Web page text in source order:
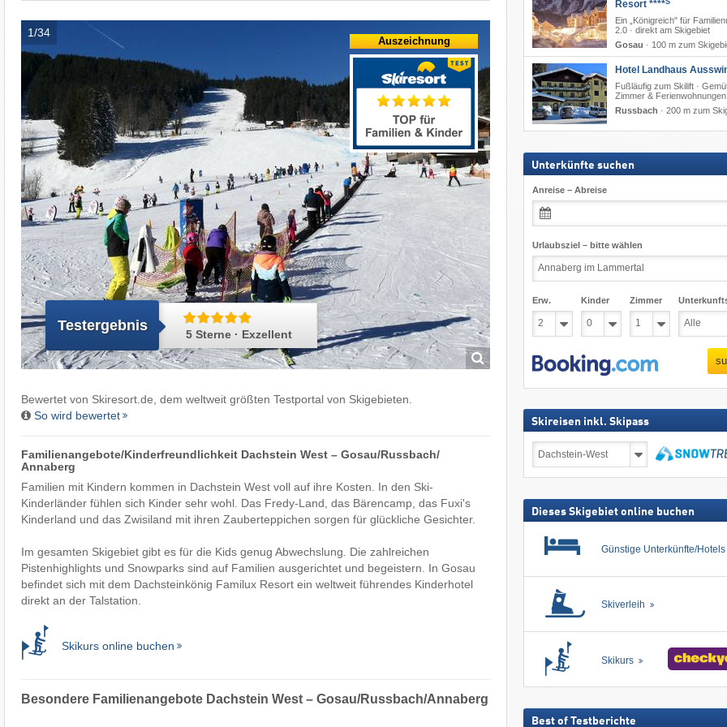
1/34
Testergebnis
5 Sterne · Exzellent
Auszeichnung
Bewertet von Skiresort.de, dem weltweit größten Testportal von Skigebieten.
So wird bewertet
Familienangebote/Kinderfreundlichkeit Dachstein West – Gosau/​Russbach/​
Annaberg
Familien mit Kindern kommen in Dachstein West voll auf ihre Kosten. In den Ski-
Kinderländer fühlen sich Kinder sehr wohl. Das Fredy-Land, das Bärencamp, das Fuxi's
Kinderland und das Zwisiland mit ihren Zauberteppichen sorgen für glückliche Gesichter.
Im gesamten Skigebiet gibt es für die Kids genug Abwechslung. Die zahlreichen
Pistenhighlights und Snowparks sind auf Familien ausgerichtet und begeistern. In Gosau
befindet sich mit dem Dachsteinkönig Familux Resort ein weltweit führendes Kinderhotel
direkt an der Talstation.
Skikurs online buchen
Besondere Familienangebote Dachstein West – Gosau/​Russbach/​Annaberg
Resort ****
Ein „Königreich" für
2.0 · direkt am Skigebiet
Gosau · 100 m zum
Hotel Landhaus
Fußläufig zum Skilift ·
Zimmer & Ferienwohnungen
Russbach · 200 m zum
Unterkünfte suchen
Anreise – Abreise
Urlaubsziel – bitte wählen
Erw. Kinder Zimmer
Skireisen inkl. Skipass
inkl.
Dieses Skigebiet online buchen
Günstige Unterkünfte/Hotels
Skiverleih
Skikurs
Best of Testberichte